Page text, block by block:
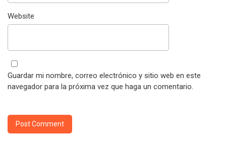
Website
Guardar mi nombre, correo electrónico y sitio web en este
navegador para la próxima vez que haga un comentario.